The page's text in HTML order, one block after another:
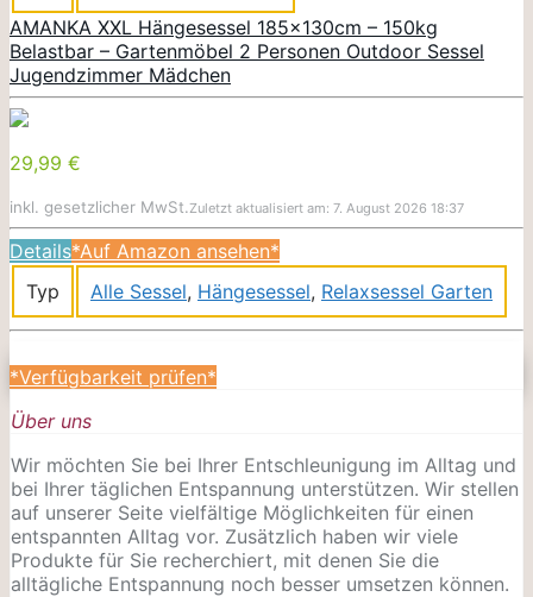
AMANKA XXL Hängesessel 185x130cm – 150kg
Belastbar – Gartenmöbel 2 Personen Outdoor Sessel
Jugendzimmer Mädchen
29,99 €
inkl. gesetzlicher MwSt.Zuletzt aktualisiert am: 7. August 2026 18:37
Details*Auf Amazon ansehen*
Typ
Alle Sessel, Hängesessel, Relaxsessel Garten
*Verfügbarkeit prüfen*
Über uns
Wir möchten Sie bei Ihrer Entschleunigung im Alltag und
bei Ihrer täglichen Entspannung unterstützen. Wir stellen
auf unserer Seite vielfältige Möglichkeiten für einen
entspannten Alltag vor. Zusätzlich haben wir viele
Produkte für Sie recherchiert, mit denen Sie die
alltägliche Entspannung noch besser umsetzen können.